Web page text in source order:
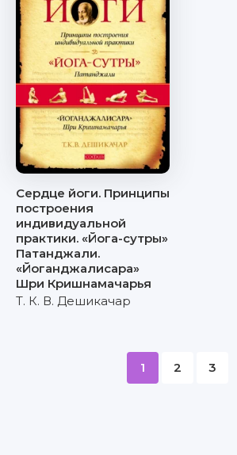
Сердце йоги. Принципы
построения
индивидуальной
практики. «Йога-сутры»
Патанджали.
«Йоганджалисара»
Шри Кришнамачарья
Т. К. В. Дешикачар
1 2 3